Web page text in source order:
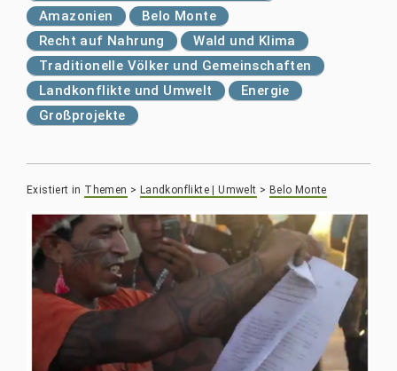
Amazonien
Belo Monte
Recht auf Nahrung
Wald und Klima
Traditionelle Völker und Gemeinschaften
Landkonflikte und Umwelt
Energie
Großprojekte
Existiert in Themen > Landkonflikte | Umwelt > Belo Monte